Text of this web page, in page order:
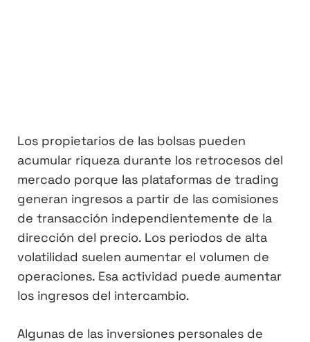
Los propietarios de las bolsas pueden
acumular riqueza durante los retrocesos del
mercado porque las plataformas de trading
generan ingresos a partir de las comisiones
de transacción independientemente de la
dirección del precio. Los periodos de alta
volatilidad suelen aumentar el volumen de
operaciones. Esa actividad puede aumentar
los ingresos del intercambio.
Algunas de las inversiones personales de